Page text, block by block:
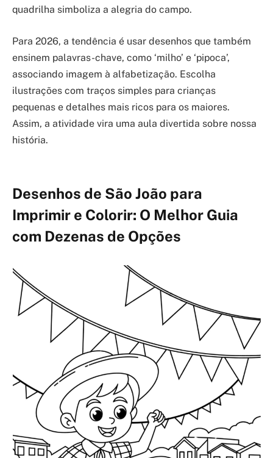
quadrilha simboliza a alegria do campo.
Para 2026, a tendência é usar desenhos que também
ensinem palavras-chave, como ‘milho’ e ‘pipoca’,
associando imagem à alfabetização. Escolha
ilustrações com traços simples para crianças
pequenas e detalhes mais ricos para os maiores.
Assim, a atividade vira uma aula divertida sobre nossa
história.
Desenhos de São João para
Imprimir e Colorir: O Melhor Guia
com Dezenas de Opções